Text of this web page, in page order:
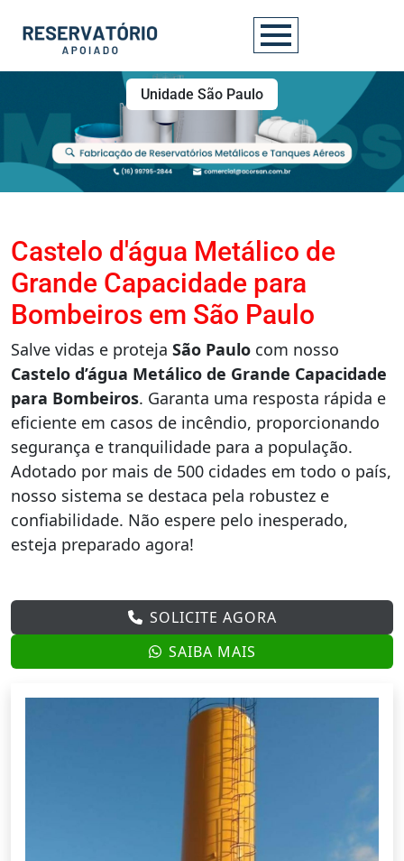
Unidade São Paulo
Castelo d'água Metálico de
Grande Capacidade para
Bombeiros em São Paulo
Salve vidas e proteja São Paulo com nosso
Castelo d’água Metálico de Grande Capacidade
para Bombeiros. Garanta uma resposta rápida e
eficiente em casos de incêndio, proporcionando
segurança e tranquilidade para a população.
Adotado por mais de 500 cidades em todo o país,
nosso sistema se destaca pela robustez e
confiabilidade. Não espere pelo inesperado,
esteja preparado agora!
SOLICITE AGORA
SAIBA MAIS